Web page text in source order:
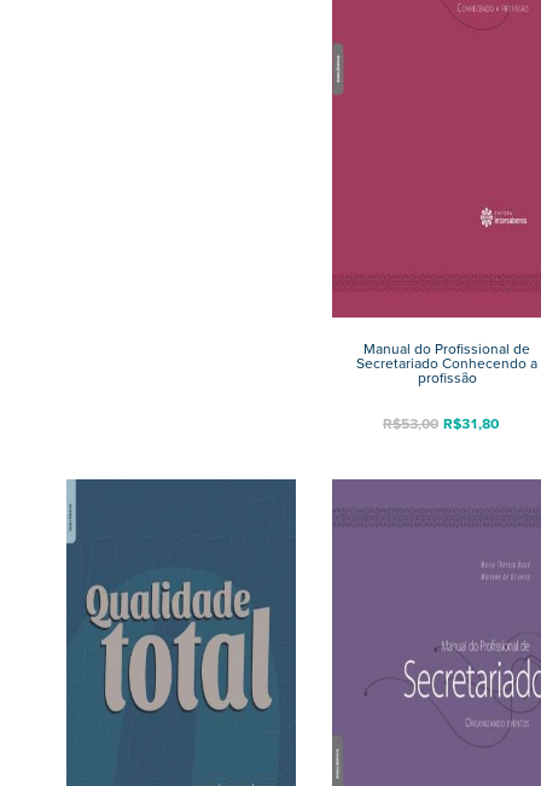
Manual do Profissional de
Secretariado Conhecendo a
profissão
R$53,00 R$31,80